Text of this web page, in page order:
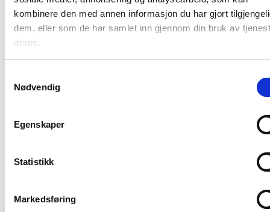
kombinere den med annen informasjon du har gjort
dem, eller som de har samlet inn gjennom din bruk av
deres.
Nødvendig
Egenskaper
Statistikk
Markedsføring
16:28
2023 Landskap:
Eventgruppe